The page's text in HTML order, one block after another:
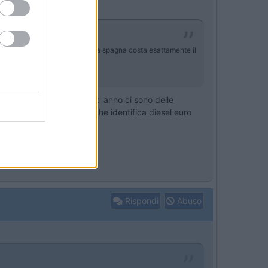
lungomare fino alla spagna costa esattamente il
1°gennaio di quest' anno ci sono delle
con il numero 2 , che identifica diesel euro
.
Rispondi Abuso